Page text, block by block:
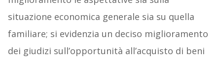
situazione economica generale sia su quella
familiare; si evidenzia un deciso miglioramento
dei giudizi sull’opportunità all’acquisto di beni